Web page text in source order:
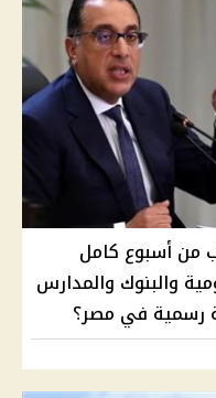
من أسبوع كامل
والبنوك والمدارس
رسمية في مصر؟